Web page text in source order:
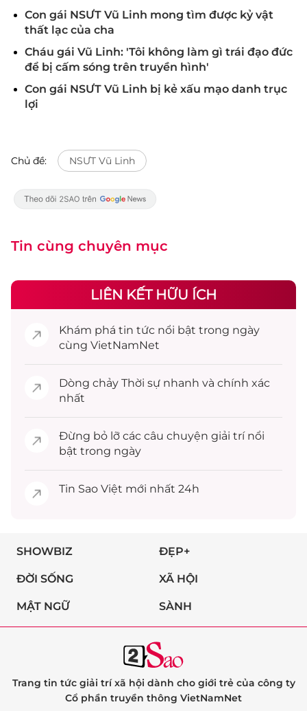
Con gái NSƯT Vũ Linh mong tìm được kỷ vật
thất lạc của cha
Cháu gái Vũ Linh: 'Tôi không làm gì trái đạo đức
để bị cấm sóng trên truyền hình'
Con gái NSƯT Vũ Linh bị kẻ xấu mạo danh trục
lợi
Chủ đề: NSƯT Vũ Linh
Tin cùng chuyên mục
LIÊN KẾT HỮU ÍCH
Khám phá tin tức nổi bật trong ngày
cùng VietNamNet
Dòng chảy Thời sự nhanh và chính xác
nhất
Đừng bỏ lỡ các câu chuyện giải trínổi
bật trong ngày
Tin Sao Việt mới nhất 24h
SHOWBIZ ĐẸP+
ĐỜI SỐNG XÃ HỘI
MẬT NGỮ SÀNH
Trang tin tức giải trí xã hội dành cho giới trẻ của công ty
Cổ phần truyền thông VietNamNet